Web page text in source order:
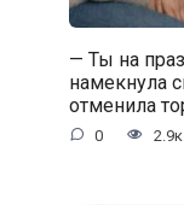
— Ты на
намекнула
отменила
0 2.9к.